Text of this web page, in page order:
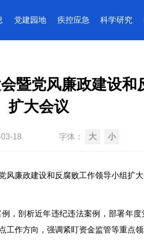
党建园地 疾控应急 科学研究
暨党风廉政建设和
扩大会议
18 字体： 大 小
风廉政建设和反腐败工作领导小组扩
，剖析近年违纪违法案例，部署年
工作方向，强调紧盯资金监管等重点